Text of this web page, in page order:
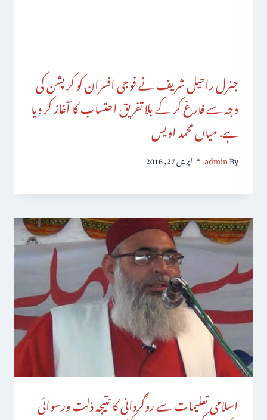
جنرل راحیل شریف نے فوجی افسران کو کرپشن کی
وجہ سے فارغ کر کے بلا تفریق احتساب کا آغاز کر دیا
ہے. میاں محمد اویس
By
admin اپریل 27, 2016
اسلامی تعلیمات سے روگردانی کا نتیجہ ذلت ورسوائی